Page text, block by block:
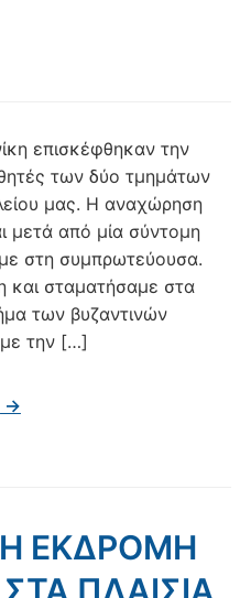
επισκέφθηκαν την
των δύο τμημάτων
μας. Η αναχώρηση
μετά από μία σύντομη
στη συμπρωτεύουσα.
σταματήσαμε στα
των βυζαντινών
την […]
→
ΕΚΔΡΟΜΗ